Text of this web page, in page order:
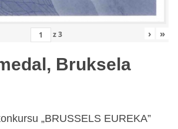
z3 › »
Bruksela
„BRUSSELS EUREKA”